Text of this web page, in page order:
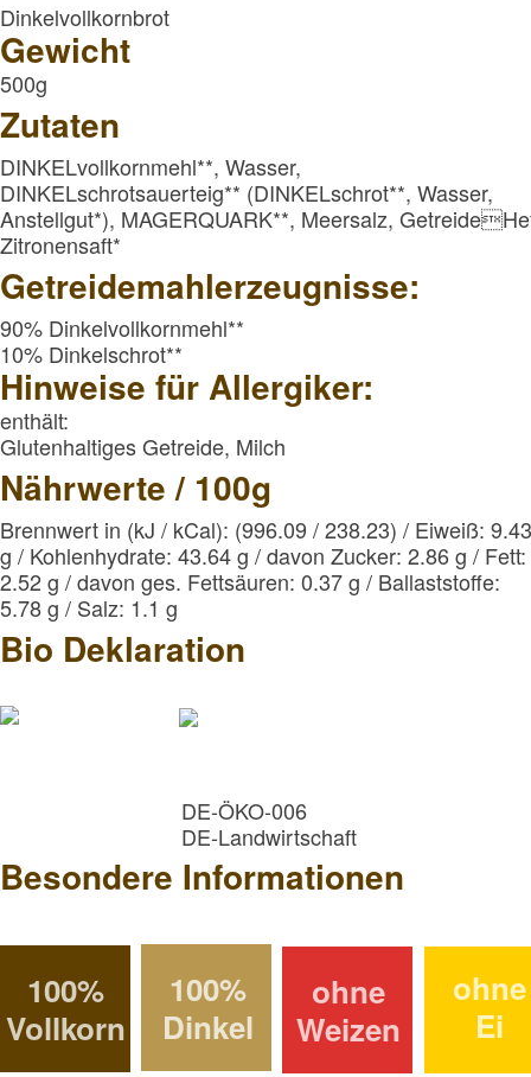
Dinkelvollkornbrot
Gewicht
500g
Zutaten
DINKELvollkornmehl**, Wasser,
DINKELschrotsauerteig** (DINKELschrot**, Wasser,
Anstellgut*), MAGERQUARK**, Meersalz,
Zitronensaft*
Getreidemahlerzeugnisse:
90% Dinkelvollkornmehl**
10% Dinkelschrot**
Hinweise für Allergiker:
enthält:
Glutenhaltiges Getreide, Milch
Nährwerte / 100g
Brennwert in (kJ / kCal): (996.09 / 238.23) / Eiweiß:
g / Kohlenhydrate: 43.64 g / davon Zucker: 2.86 g / Fett:
2.52 g / davon ges. Fettsäuren: 0.37 g / Ballaststoffe:
5.78 g / Salz: 1.1 g
Bio Deklaration
Besondere Informationen
DE-ÖKO-006
DE-Landwirtschaft
ohne
Ei
100%
Dinkel
100%
Vollkorn
ohne
Weizen